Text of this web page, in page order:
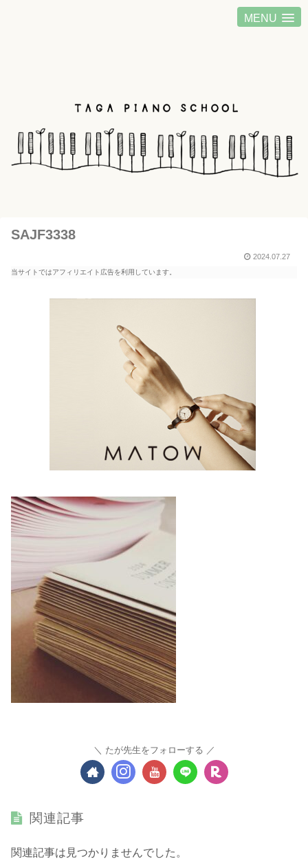
MENU
SAJF3338
2024.07.27
当サイトではアフィリエイト広告を利用しています。
たが先生をフォローする
関連記事
関連記事は見つかりませんでした。